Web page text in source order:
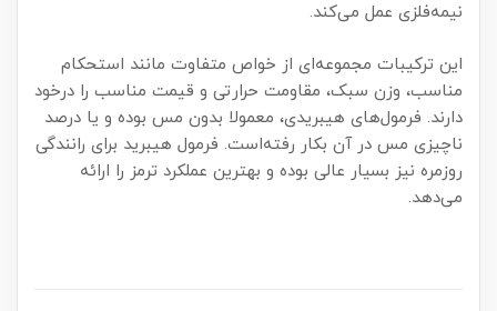
نیمه‌فلزی عمل می‌کند.
این ترکیبات مجموعه‌ای از خواص متفاوت مانند استحکام
مناسب، وزن سبک، مقاومت حرارتی و قیمت مناسب را درخود
دارند. فرمول‌های هیبریدی، معمولا بدون مس بوده و یا درصد
ناچیزی مس در آن بکار رفته‌است. فرمول هیبرید برای رانندگی
روزمره نیز بسیار عالی بوده و بهترین عملکرد ترمز را ارائه
می‌دهد.